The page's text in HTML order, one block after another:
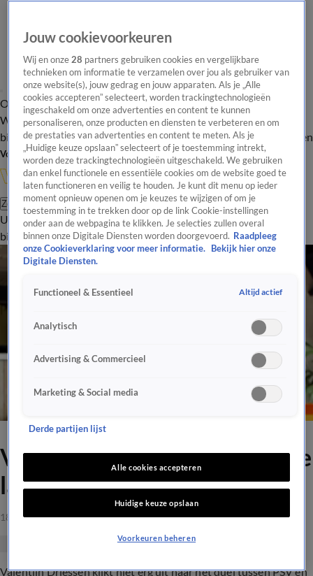
Overzicht Onze programma's Uitzendingen Onze gezichten
In de
WandelgangenInterviewsUitzending
bijwonenPodcastShopVeelgestelde vragenKijkersvraag insturen
Volg Vandaag Inside
Zoeken
UitzendingenVandaag InsideDe OranjezomerShopUitzending
bijwonen
Valentijn: 'PSV-Ajax, dat is de
lamme tegen de blinde!'
18 apr 2023, 13:59
Valentijn Driessen kijkt niet erg uit naar het duel tussen PSV en
Jouw cookievoorkeuren
Wij en onze28 partners gebruiken cookies en vergelijkbare
technieken om informatie te verzamelen over jou als gebruiker van
onze website(s), jouw gedrag en jouw apparaten. Als je „Alle
cookies accepteren” selecteert, worden trackingtechnologieën
ingeschakeld om onze advertenties en content te kunnen
personaliseren, onze producten en diensten te verbeteren en om
de prestaties van advertenties en content te meten. Als je
„Huidige keuze opslaan” selecteert of je toestemming intrekt,
worden deze trackingtechnologieën uitgeschakeld. We gebruiken
dan enkel functionele en essentiële cookies om de website goed te
laten functioneren en veilig te houden. Je kunt dit menu op ieder
moment opnieuw openen om je keuzes te wijzigen of om je
toestemming in te trekken door op de link Cookie-instellingen
onder aan de webpagina te klikken. Je selecties zullen overal
binnen onze Digitale Diensten worden doorgevoerd. Raadpleeg
onze Cookieverklaring voor meer informatie.
Bekijk hier onze
Digitale Diensten.
Functioneel & Essentieel Altijd actief
Analytisch
Advertising & Commercieel
Marketing & Social media
Derde partijen lijst
Alle cookies accepteren
Huidige keuze opslaan
Voorkeuren beheren